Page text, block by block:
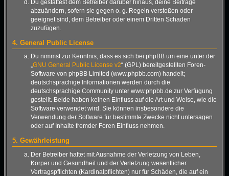
Du gestattest dem Betreiber darüber hinaus, deine Beiträge
abzuändern, sofern sie gegen o. g. Regeln verstoßen oder
geeignet sind, dem Betreiber oder einem Dritten Schaden
zuzufügen.
4. General Public License
Du nimmst zur Kenntnis, dass es sich bei phpBB um eine unter der
„GNU General Public License v2“ (GPL) bereitgestellten Foren-
Software von phpBB Limited (www.phpbb.com) handelt;
deutschsprachige Informationen werden durch die
deutschsprachige Community unter www.phpbb.de zur Verfügung
gestellt. Beide haben keinen Einfluss auf die Art und Weise, wie die
Software verwendet wird. Sie können insbesondere die
Verwendung der Software für bestimmte Zwecke nicht untersagen
oder auf Inhalte fremder Foren Einfluss nehmen.
5. Gewährleistung
Der Betreiber haftet mit Ausnahme der Verletzung von Leben,
Körper und Gesundheit und der Verletzung wesentlicher
Vertragspflichten (Kardinalpflichten) nur für Schäden, die auf ein